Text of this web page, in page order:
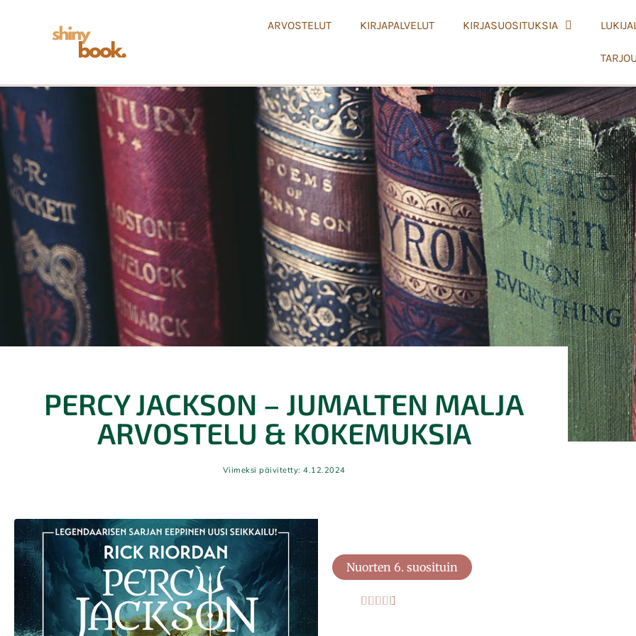
ARVOSTELUT KIRJAPALVELUT KIRJASUOSITUKSIA
PERCY JACKSON – JUMALTEN MALJA
ARVOSTELU & KOKEMUKSIA
Viimeksi päivitetty: 4.12.2024
Nuorten 6. suosituin